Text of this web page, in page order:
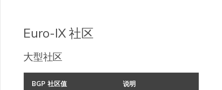
Euro-IX 社区
大型社区
BGP 社区值 说明